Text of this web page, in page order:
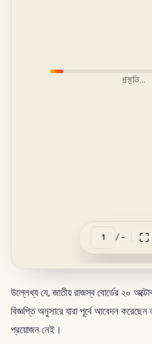
প্রস্তুতি…
/–
উল্লেখ্য যে, জাতীয় রাজস্ব বোর্ডের ২০
বিজ্ঞপ্তি অনুসারে যারা পূর্বে আবেদন
প্রয়োজন নেই।